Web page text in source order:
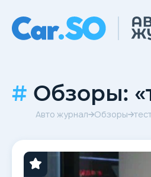
Обзоры:
Авто журнал Обзоры